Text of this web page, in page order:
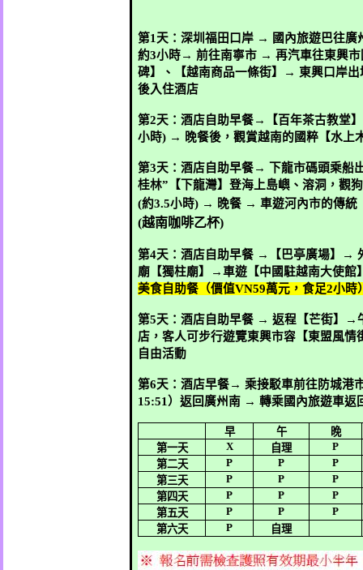
第1 天：深圳福田口岸 →
國內旅遊巴往廣
約3小時→ 前往南寧市 → 再汽車往東興
碑】、【越南商品一條街】
→ 東興口岸
後入住酒店
第2天：酒店自助早餐→ 【百年茶古教堂】
小時) → 晚餐後，觀賞越南的國粹【水上
第3天：酒店自助早餐→ 下龍市碼頭乘船
桂林” 【下龍灣】登海上島嶼、溶洞，觀
(約3.5小時) → 晚餐 → 車遊河內市的傳統
(越南咖啡乙杯)
第4天：酒店自助早餐 → 【巴亭廣場】 →
廟【獨柱廟】
→車遊【中國駐越南大使館
美食自助餐（價值VN59萬元，食足2小時
第5天：酒店自助早餐 → 返程【芒街】 →
店，客人可步行遊覽東興市容【東盟風情
自由活動
第6天：酒店早餐→ 乘接駁車前往防城港
15:51 ）返回廣州南 → 轉乘國內旅遊車返
早 午
晚
第一天
X 自理
P
第二天
P P
P
第三天
P P
P
第四天
P P
P
第五天
P P
P
第六天
P 自理